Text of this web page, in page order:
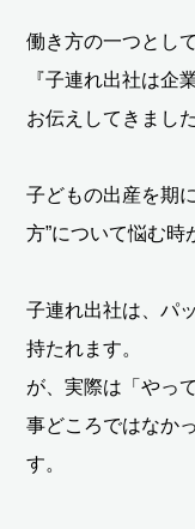
働き方の一つとし
『子連れ出社は企
お伝えしてきました
子どもの出産を期
方”について悩む時
子連れ出社は、パ
持たれます。
が、実際は「やっ
事どころではなか
す。